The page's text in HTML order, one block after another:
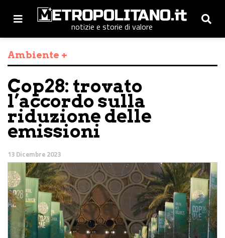
notizie e storie di valore
Ambiente +
Cop28: trovato
l’accordo sulla
riduzione delle
emissioni
13 Dicembre 2023